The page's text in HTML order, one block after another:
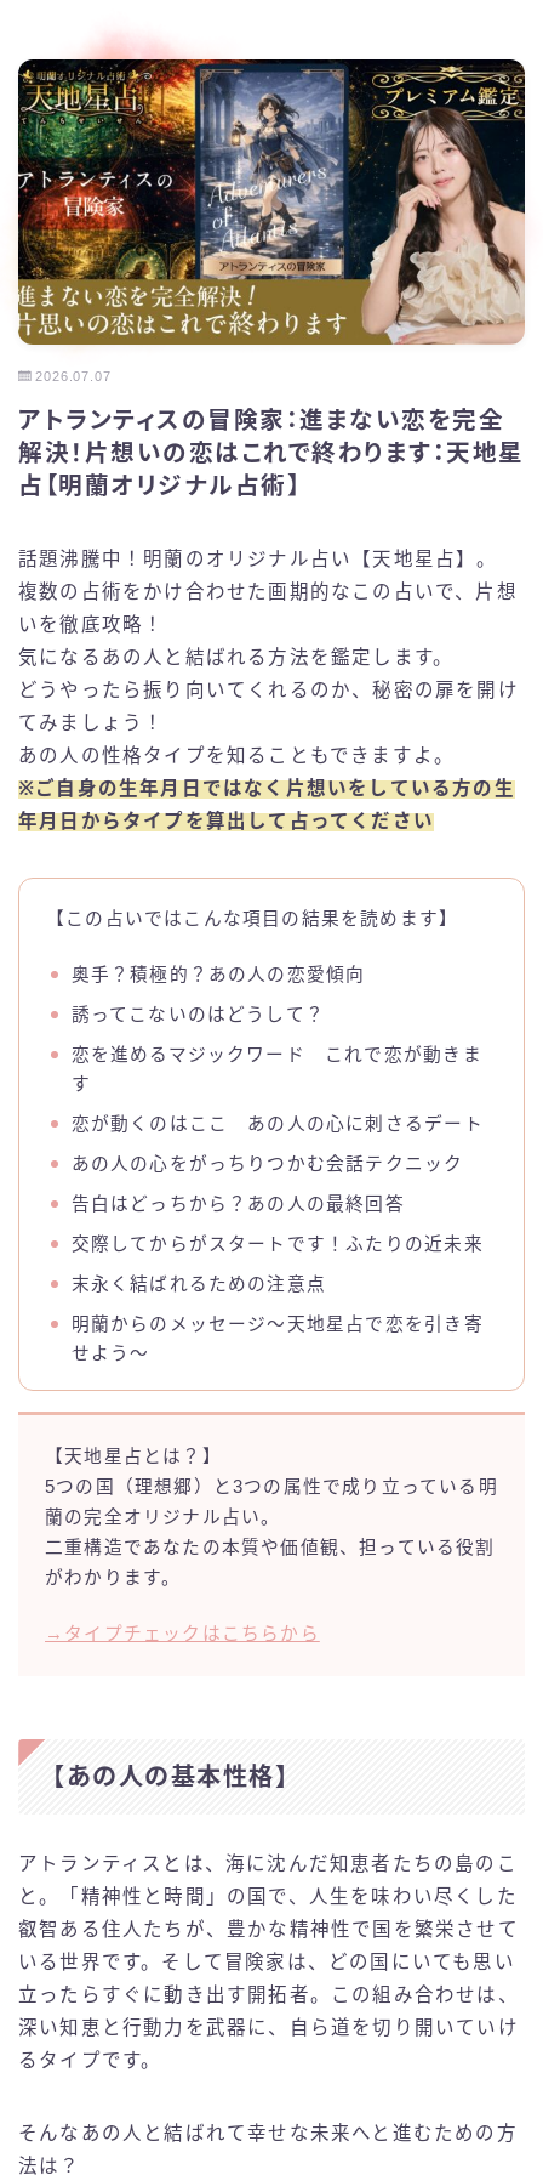
2026.07.07
アトランティスの冒険家：進まない恋を完全
解決！片想いの恋はこれで終わります：天地星
占【明蘭オリジナル占術】
話題沸騰中！明蘭のオリジナル占い【天地星占】。
複数の占術をかけ合わせた画期的なこの占いで、片想
いを徹底攻略！
気になるあの人と結ばれる方法を鑑定します。
どうやったら振り向いてくれるのか、秘密の扉を開け
てみましょう！
あの人の性格タイプを知ることもできますよ。
※ご自身の生年月日ではなく片想いをしている方の生
年月日からタイプを算出して占ってください
【この占いではこんな項目の結果を読めます】
奥手？積極的？あの人の恋愛傾向
誘ってこないのはどうして？
恋を進めるマジックワード これで恋が動きま
す
恋が動くのはここ あの人の心に刺さるデート
あの人の心をがっちりつかむ会話テクニック
告白はどっちから？あの人の最終回答
交際してからがスタートです！ふたりの近未来
末永く結ばれるための注意点
明蘭からのメッセージ～天地星占で恋を引き寄
せよう～
【天地星占とは？】
5つの国（理想郷）と3つの属性で成り立っている明
蘭の完全オリジナル占い。
二重構造であなたの本質や価値観、担っている役割
がわかります。
→タイプチェックはこちらから
【あの人の基本性格】
アトランティスとは、海に沈んだ知恵者たちの島のこ
と。「精神性と時間」の国で、人生を味わい尽くした
叡智ある住人たちが、豊かな精神性で国を繁栄させて
いる世界です。そして冒険家は、どの国にいても思い
立ったらすぐに動き出す開拓者。この組み合わせは、
深い知恵と行動力を武器に、自ら道を切り開いていけ
るタイプです。
そんなあの人と結ばれて幸せな未来へと進むための方
法は？